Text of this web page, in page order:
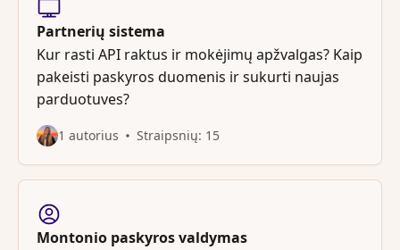
Partnerių sistema
Kur rasti API raktus ir mokėjimų apžvalgas? Kaip
pakeisti paskyros duomenis ir sukurti naujas
parduotuves?
1 autorius Straipsnių: 15
Montonio paskyros valdymas